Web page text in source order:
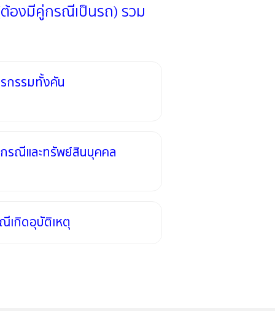
องมีคู่กรณีเป็นรถ) รวม
กรรมทั้งคัน
รณีและทรัพย์สินบุคคล
เกิดอุบัติเหตุ